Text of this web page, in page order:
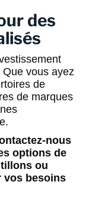
des
vous ayez
de
de marques
nous
options de
ou
vos besoins